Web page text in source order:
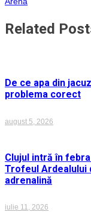
articole
Related
De ce apa din
problema corect
august 5, 2026
Clujul intră în
Trofeul Ardealului
adrenalină
iulie 11, 2026